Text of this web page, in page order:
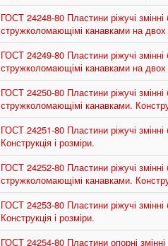
ГОСТ 24248-80 Пластини ріжучі
стружколомающімі канавками на двох
ГОСТ 24249-80 Пластини ріжучі
стружколомающімі канавками на двох
ГОСТ 24250-80 Пластини ріжучі змінні
стружколомающімі канавками.
ГОСТ 24251-80 Пластини ріжучі
Конструкція і розміри.
ГОСТ 24252-80 Пластини ріжучі
стружколомающімі канавками.
ГОСТ 24253-80 Пластини ріжучі
Конструкція і розміри.
ГОСТ 24254-80 Пластини опорні